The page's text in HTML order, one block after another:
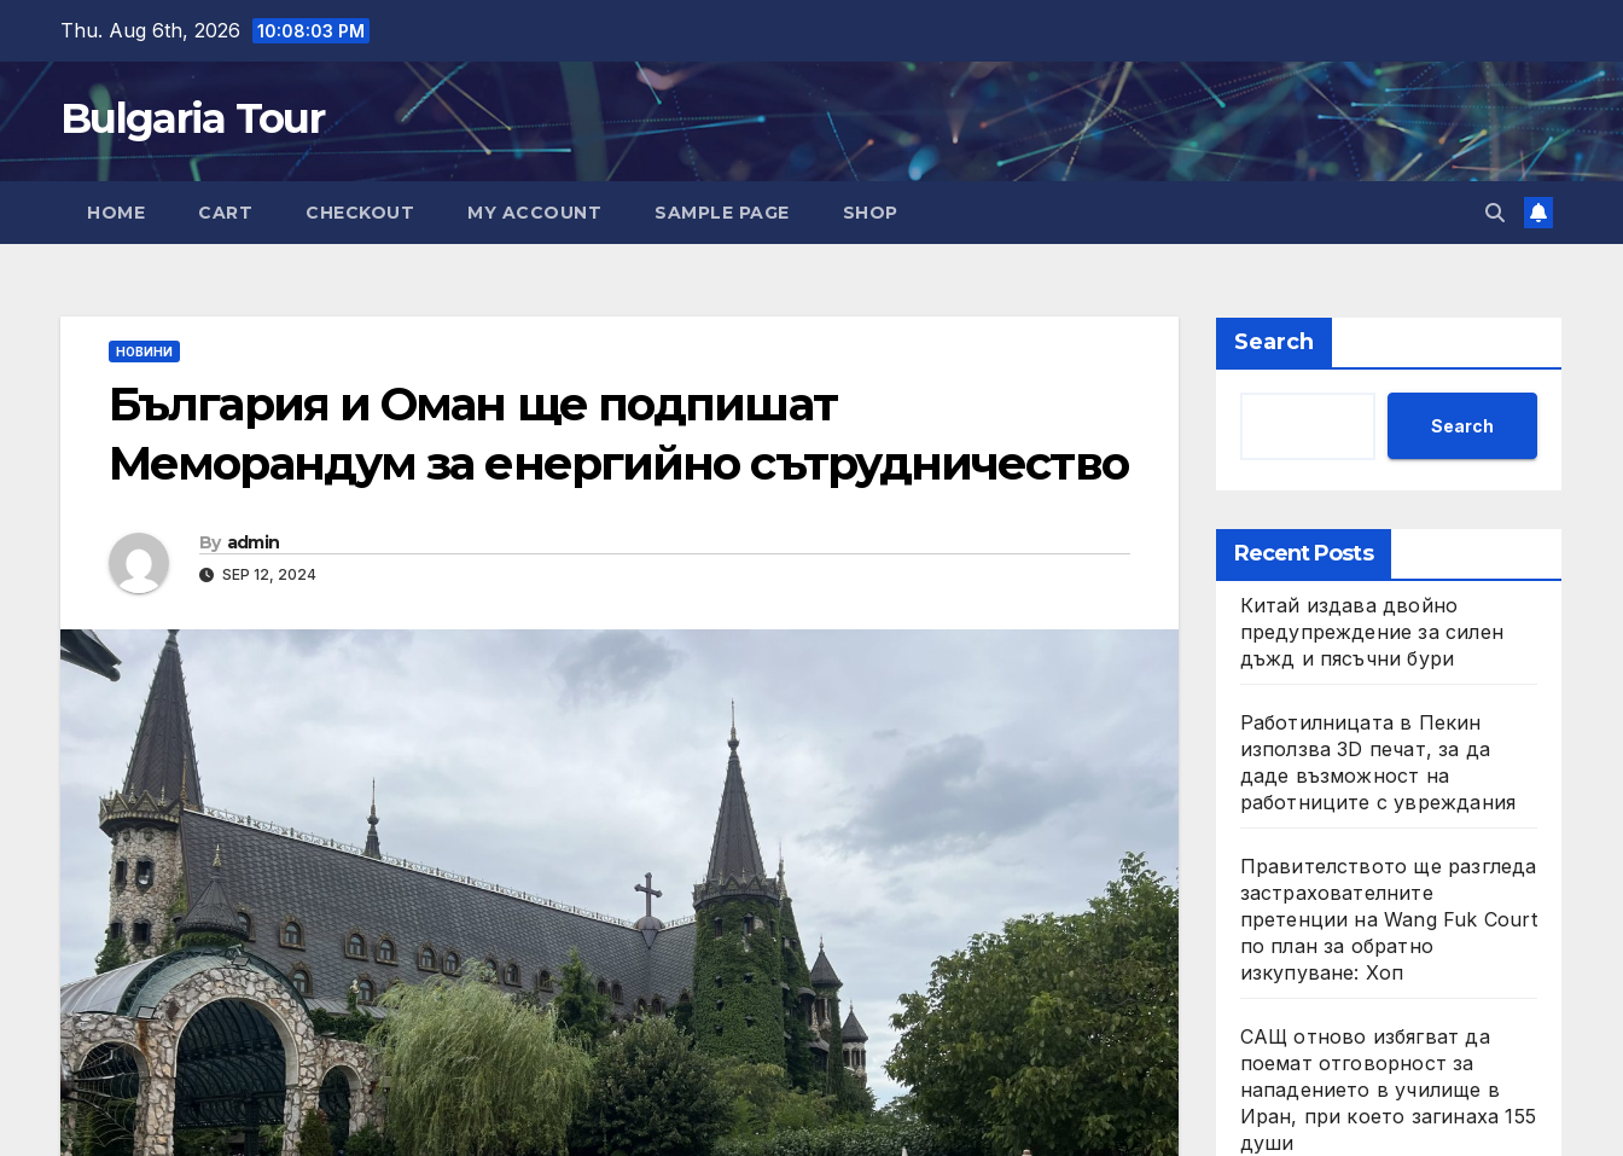
content
Thu. Aug 6th, 2026 10:08:05 PM
Bulgaria Tour
HOME CART CHECKOUT MY ACCOUNT SAMPLE PAGE SHOP
НОВИНИ
България и Оман ще подпишат
Меморандум за енергийно сътрудничество
By admin
SEP 12, 2024
Search
Search
Recent Posts
Китай издава двойно
предупреждение за силен
дъжд и пясъчни бури
Работилницата в Пекин
използва 3D печат, за да
даде възможност на
работниците с увреждания
Правителството ще разгледа
застрахователните
претенции на Wang Fuk Court
по план за обратно
изкупуване: Хоп
САЩ отново избягват да
поемат отговорност за
нападението в училище в
Иран, при което загинаха 155
души